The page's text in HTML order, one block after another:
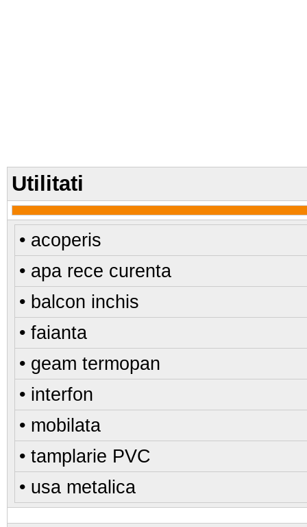
Utilitati
• acoperis
• apa rece curenta
• balcon inchis
• faianta
• geam termopan
• interfon
• mobilata
• tamplarie PVC
• usa metalica